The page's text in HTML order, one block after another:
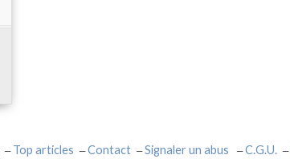
Top articles Contact Signaler un abus C.G.U.